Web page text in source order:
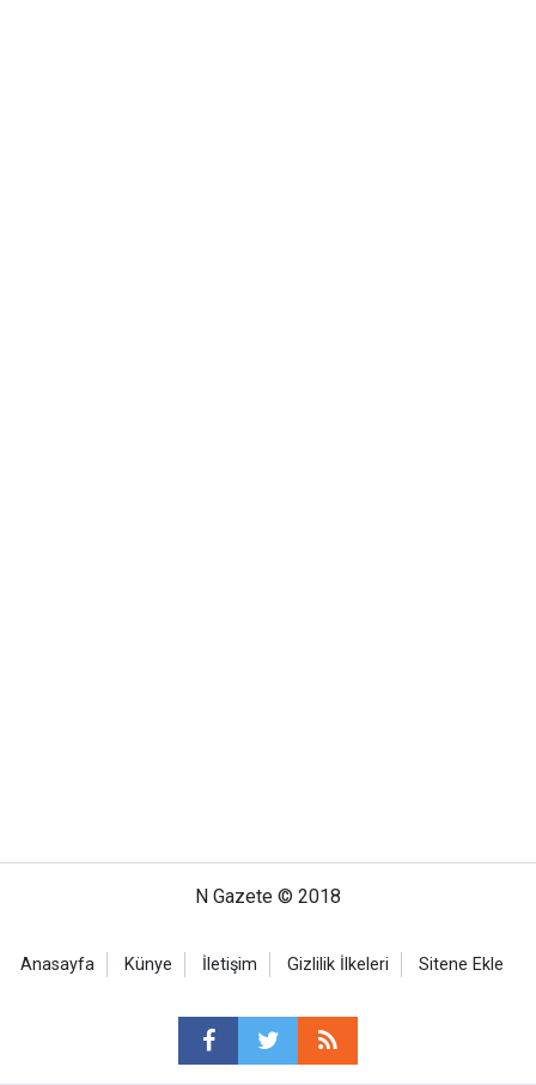
N Gazete © 2018
Anasayfa Künye İletişim Gizlilik İlkeleri Sitene Ekle